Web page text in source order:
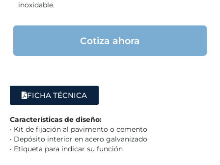
inoxidable.
Cotiza ahora
FICHA TÉCNICA
Características de diseño:
• Kit de fijación al pavimento o cemento
• Depósito interior en acero galvanizado
• Etiqueta para indicar su función